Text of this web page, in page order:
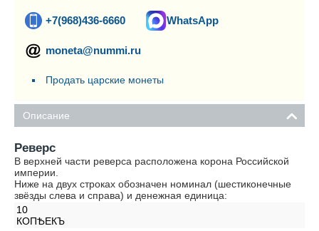
+7(968)436-6660 WhatsApp
moneta@nummi.ru
Продать царские монеты
Описание
Реверс
В верхней части реверса расположена корона Российской
империи.
Ниже на двух строках обозначен номинал (шестиконечные
звёзды слева и справа) и денежная единица:
10
КОПѢЕКЪ